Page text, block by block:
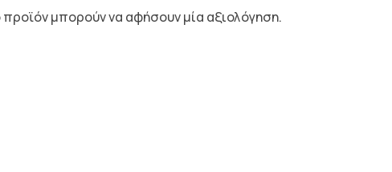
μπορούν να αφήσουν μία αξιολόγηση.